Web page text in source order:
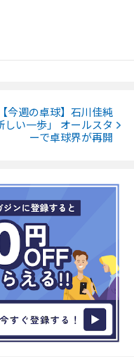
【今週の卓球】石川佳純
しい一歩」 オールスタ
ーで卓球界が再開